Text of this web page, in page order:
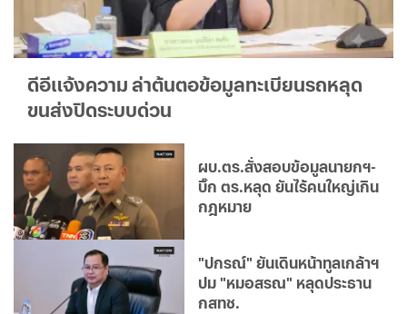
ดีอีแจ้งความ ล่าต้นตอข้อมูลทะเบียนรถหลุด
ขนส่งปิดระบบด่วน
ผบ.ตร.สั่งสอบข้อมูลนายกฯ-
บิ๊ก ตร.หลุด ยันไร้คนใหญ่เกิน
กฎหมาย
"ปกรณ์" ยันเดินหน้าทูลเกล้าฯ
ปม "หมอสรณ" หลุดประธาน
กสทช.